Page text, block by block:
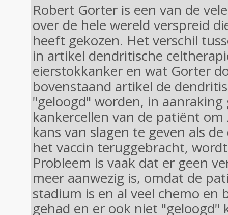
Robert Gorter is een van de
over de hele wereld verspreid
heeft gekozen. Het verschil
in artikel dendritische
eierstokkanker en wat Gorter
bovenstaand artikel de
"geloogd" worden, in
kankercellen van de patiënt
kans van slagen te geven als
het vaccin teruggebracht,
Probleem is vaak dat er geen
meer aanwezig is, omdat de
stadium is en al veel chemo en
gehad en er ook niet "geloogd"